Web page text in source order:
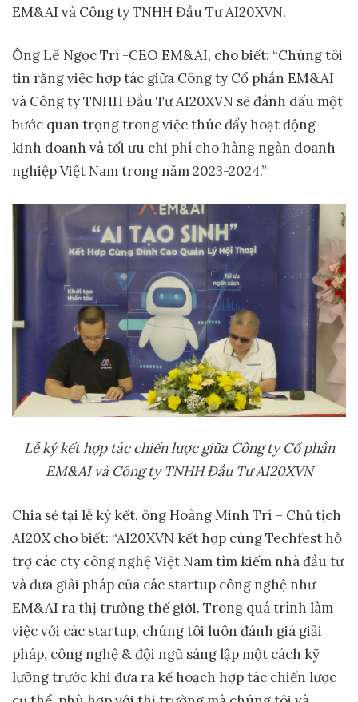
EM&AI và Công ty TNHH Đầu Tư AI20XVN.
Ông Lê Ngọc Trí -CEO EM&AI, cho biết: “Chúng tôi
tin rằng việc hợp tác giữa Công ty Cổ phần EM&AI
và Công ty TNHH Đầu Tư AI20XVN sẽ đánh dấu một
bước quan trọng trong việc thúc đẩy hoạt động
kinh doanh và tối ưu chi phí cho hàng ngàn doanh
nghiệp Việt Nam trong năm 2023-2024.”
Lễ ký kết hợp tác chiến lược giữa Công ty Cổ phần
EM&AI và Công ty TNHH Đầu Tư AI20XVN
Chia sẻ tại lễ ký kết, ông Hoàng Minh Trí – Chủ tịch
AI20X cho biết: “AI20XVN kết hợp cùng Techfest hỗ
trợ các cty công nghệ Việt Nam tìm kiếm nhà đầu tư
và đưa giải pháp của các startup công nghệ như
EM&AI ra thị trường thế giới. Trong quá trình làm
việc với các startup, chúng tôi luôn đánh giá giải
pháp, công nghệ & đội ngũ sáng lập một cách kỹ
lưỡng trước khi đưa ra kế hoạch hợp tác chiến lược